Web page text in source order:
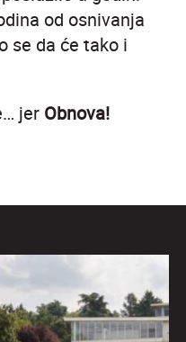
od osnivanja
se da će tako i
jer Obnova!